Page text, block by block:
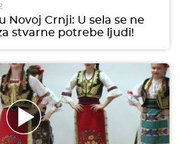
Novoj Crnji: U sela se ne
stvarne potrebe ljudi!